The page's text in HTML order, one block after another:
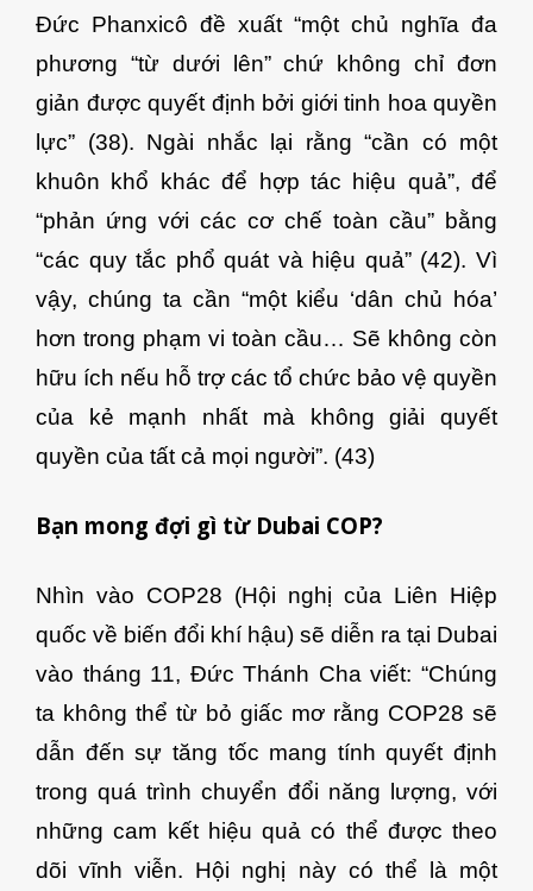
Đức Phanxicô đề xuất “một chủ nghĩa đa
phương “từ dưới lên” chứ không chỉ đơn
giản được quyết định bởi giới tinh hoa quyền
lực” (38). Ngài nhắc lại rằng “cần có một
khuôn khổ khác để hợp tác hiệu quả”, để
“phản ứng với các cơ chế toàn cầu” bằng
“các quy tắc phổ quát và hiệu quả” (42). Vì
vậy, chúng ta cần “một kiểu ‘dân chủ hóa’
hơn trong phạm vi toàn cầu… Sẽ không còn
hữu ích nếu hỗ trợ các tổ chức bảo vệ quyền
của kẻ mạnh nhất mà không giải quyết
quyền của tất cả mọi người”. (43)
Bạn mong đợi gì từ Dubai COP?
Nhìn vào COP28 (Hội nghị của Liên Hiệp
quốc về biến đổi khí hậu) sẽ diễn ra tại Dubai
vào tháng 11, Đức Thánh Cha viết: “Chúng
ta không thể từ bỏ giấc mơ rằng COP28 sẽ
dẫn đến sự tăng tốc mang tính quyết định
trong quá trình chuyển đổi năng lượng, với
những cam kết hiệu quả có thể được theo
dõi vĩnh viễn. Hội nghị này có thể là một